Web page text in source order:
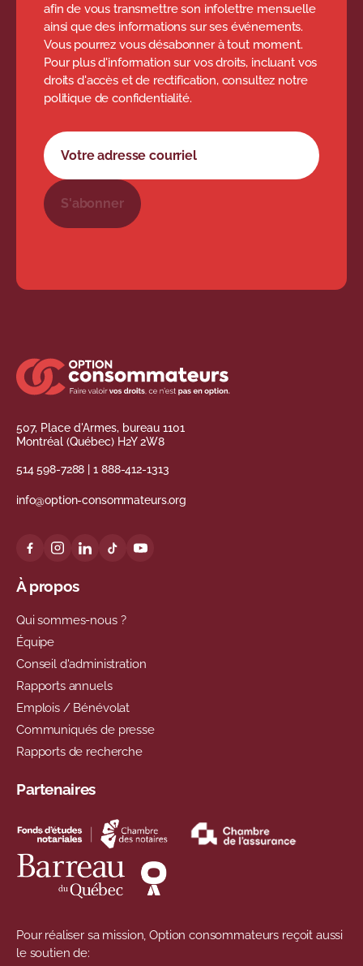
afin de vous transmettre son infolettre mensuelle
ainsi que des informations sur ses événements.
Vous pourrez vous désabonner à tout moment.
Pour plus d'information sur vos droits, incluant vos
droits d'accès et de rectification, consultez notre
politique de confidentialité.
Formulaire d'abonnement à l'infolettre
Votre adresse courriel
S'abonner
507, Place d'Armes, bureau 1101
Montréal (Québec) H2Y 2W8
514 598-7288 |1 888-412-1313
info@option-consommateurs.org
À propos
Qui sommes-nous ?
Équipe
Conseil d'administration
Rapports annuels
Emplois / Bénévolat
Communiqués de presse
Rapports de recherche
Partenaires
Pour réaliser sa mission, Option consommateurs reçoit aussi
le soutien de: